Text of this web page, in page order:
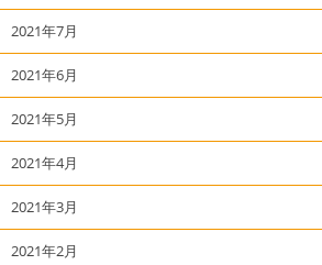
2021年7月
2021年6月
2021年5月
2021年4月
2021年3月
2021年2月